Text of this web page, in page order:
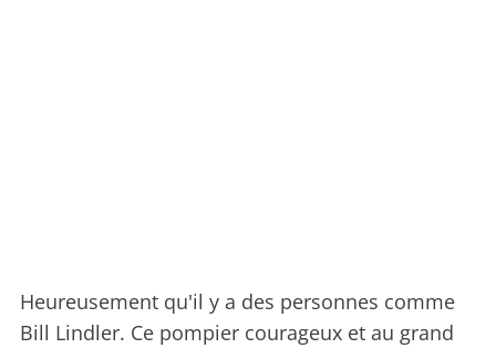
Heureusement qu'il y a des personnes comme
Bill Lindler. Ce pompier courageux et au grand